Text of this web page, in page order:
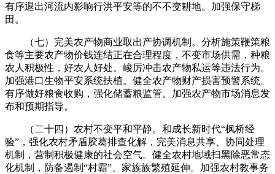
有序退出河流内影响行洪平安等的不不变耕地。加强保守梯
田。
（七）完美农产物商业取出产协调机制。分析施策鞭策粮
食等主要农产物价钱连结正在合理程度，不变市场供需，种粮
农人积极性，好农人好处。峻厉冲击农产物私运等违法行为。
加强港口生物平安系统扶植。健全农产物财产损害预警系统。
有序做好粮食收购，强化储蓄粮监管。加强农产物市场消息发
布和预期指导。
（二十四）农村不变平和平静。和成长新时代“枫桥经
验”，强化农村矛盾胶葛排查化解，完美消息共享、协同处理
机制，营制积极健康的社会空气。健全农村地域扫黑除恶常态
化机制，防备遏制“村霸”、家族族繁殖延伸。加强农村教事务